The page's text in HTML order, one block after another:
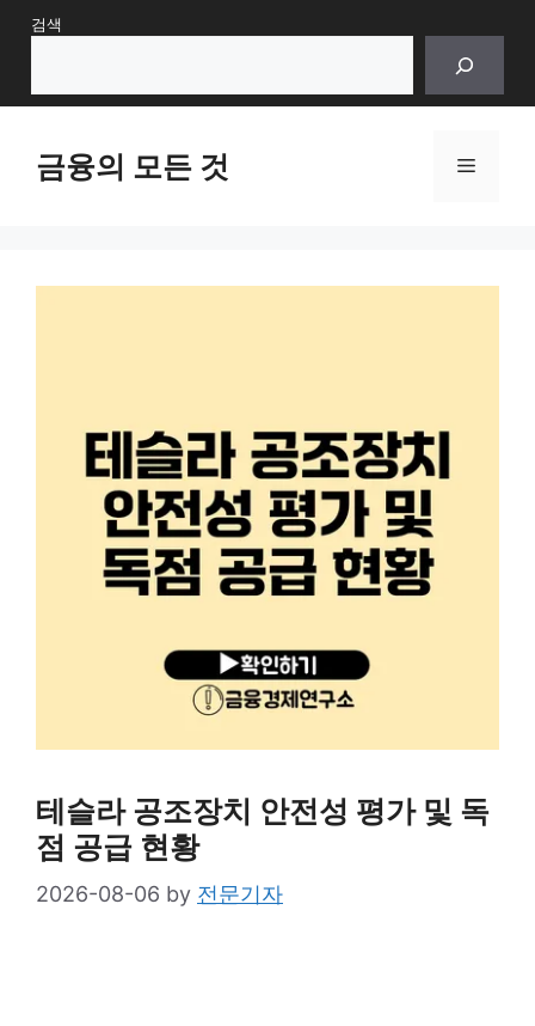
Skip검색
금융의 모든 것 Menu
테슬라 공조장치 안전성 평가 및 독
점 공급 현황
2026-08-06 by 전문기자